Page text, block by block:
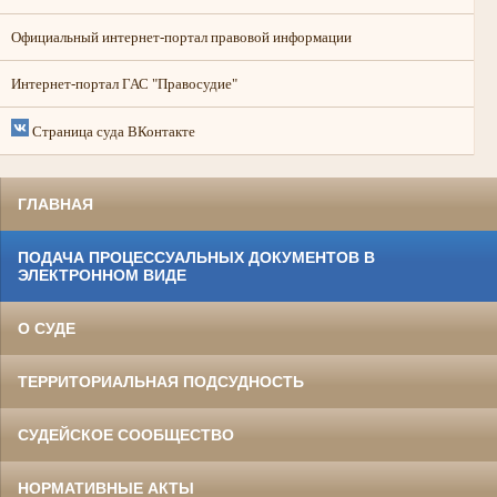
Официальный интернет-портал правовой информации
Интернет-портал ГАС "Правосудие"
Страница суда ВКонтакте
ГЛАВНАЯ
ПОДАЧА ПРОЦЕССУАЛЬНЫХ ДОКУМЕНТОВ В
ЭЛЕКТРОННОМ ВИДЕ
О СУДЕ
ТЕРРИТОРИАЛЬНАЯ ПОДСУДНОСТЬ
СУДЕЙСКОЕ СООБЩЕСТВО
НОРМАТИВНЫЕ АКТЫ